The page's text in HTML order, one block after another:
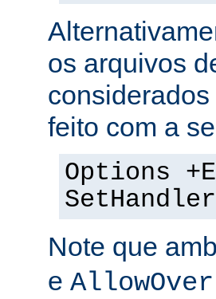
os arquivos
feito com a
Options
Note que
e